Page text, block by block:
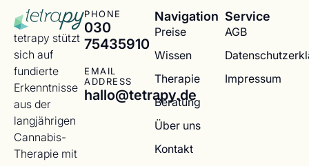
tetrapy stützt
sich auf
fundierte
Erkenntnisse
aus der
langjährigen
Cannabis-
Therapie mit
PHONE
030
75435910
EMAIL
ADDRESS
hallo@tetrapy.de
Navigation
Preise
Wissen
Therapie
Beratung
Über uns
Kontakt
Service
AGB
Impressum